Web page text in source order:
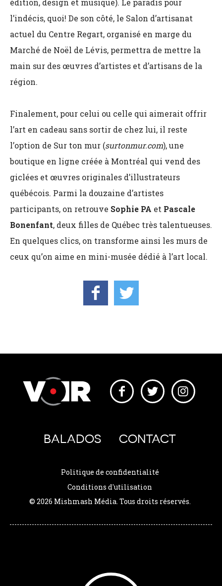
édition, design et musique). Le paradis pour
l’indécis, quoi! De son côté, le Salon d’artisanat
actuel du Centre Regart, organisé en marge du
Marché de Noël de Lévis, permettra de mettre la
main sur des œuvres d’artistes et d’artisans de la
région.
Finalement, pour celui ou celle qui aimerait offrir
l’art en cadeau sans sortir de chez lui, il reste
l’option de Sur ton mur (surtonmur.com), une
boutique en ligne créée à Montréal qui vend des
giclées et œuvres originales d’illustrateurs
québécois. Parmi la douzaine d’artistes
participants, on retrouve Sophie PA et Pascale
Bonenfant, deux filles de Québec très talentueuses.
En quelques clics, on transforme ainsi les murs de
ceux qu’on aime en mini-musée dédié à l’art local.
BALADOS CONTACT
Politique de confidentialité
Conditions d'utilisation
© 2026 Mishmash Média. Tous droits réservés.